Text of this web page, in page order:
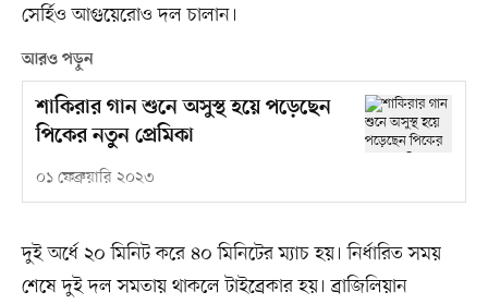
সের্হিও আগুয়েরোও দল চালান।
আরও পড়ুন
শাকিরার গান শুনে অসুস্থ হয়ে পড়েছেন
পিকের নতুন প্রেমিকা
০১ ফেব্রুয়ারি ২০২৩
দুই অর্ধে ২০ মিনিট করে ৪০ মিনিটের ম্যাচ হয়। নির্ধারিত সময়
শেষে দুই দল সমতায় থাকলে টাইব্রেকার হয়। ব্রাজিলিয়ান